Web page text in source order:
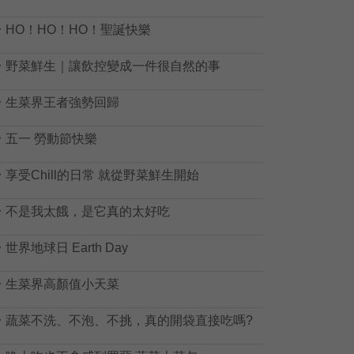
HO！HO！HO！聖誕快樂
野菜鮮生｜讓飲控變成一件很自然的事
生菜界王者強勢回歸
五一 勞動節快樂
享受Chill的日常 就從野菜鮮生開始
不是我太餓，是它真的太好吃
世界地球日 Earth Day
生菜界高顏值小天菜
蔬菜不洗、不泡、不挑，真的開袋直接吃嗎?